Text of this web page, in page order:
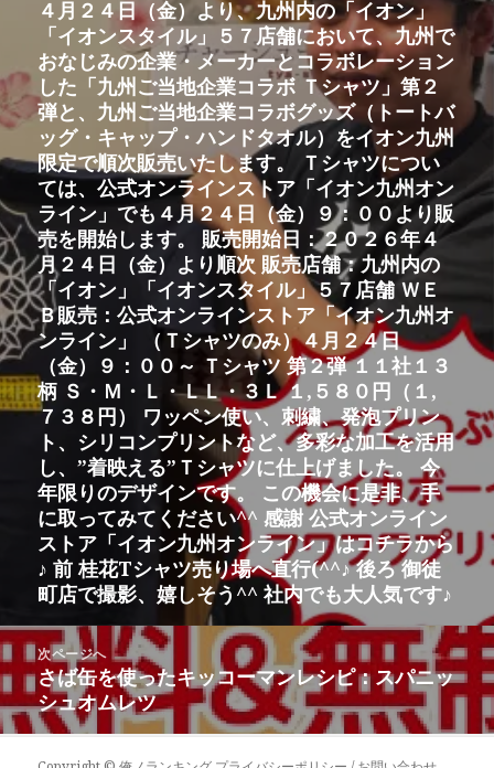
４月２４日（金）より、九州内の「イオン」
「イオンスタイル」５７店舗において、九州で
おなじみの企業・メーカーとコラボレーション
した「九州ご当地企業コラボ Ｔシャツ」第２
弾と、九州ご当地企業コラボグッズ（トートバ
ッグ・キャップ・ハンドタオル）をイオン九州
限定で順次販売いたします。 Ｔシャツについ
ては、公式オンラインストア「イオン九州オン
ライン」でも４月２４日（金）９：００より販
売を開始します。 販売開始日：２０２６年４
月２４日（金）より順次 販売店舗：九州内の
「イオン」「イオンスタイル」５７店舗 ＷＥ
Ｂ販売：公式オンラインストア「イオン九州オ
ンライン」 （Ｔシャツのみ）４月２４日
（金）９：００～ Ｔシャツ 第２弾 １１社１３
柄 Ｓ・Ｍ・Ｌ・ＬＬ・３Ｌ １,５８０円（１,
７３８円） ワッペン使い、刺繍、発泡プリン
ト、シリコンプリントなど、多彩な加工を活用
し、”着映える”Ｔシャツに仕上げました。 今
年限りのデザインです。 この機会に是非、手
に取ってみてください^^ 感謝 公式オンライン
ストア「イオン九州オンライン」はコチラから
♪ 前 桂花Tシャツ売り場へ直行(^^♪ 後ろ 御徒
町店で撮影、嬉しそう^^ 社内でも大人気です♪
次ページへ
次
の
投
稿:
さば缶を使ったキッコーマンレシピ：スパニッ
シュオムレツ